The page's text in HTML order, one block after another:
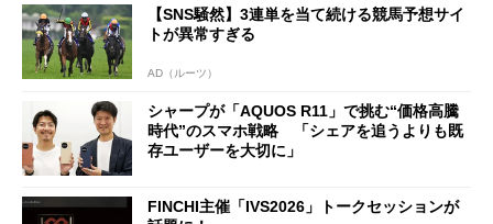
【SNS騒然】3連単を当て続ける競馬予想サイ
トが異常すぎる
AD（ルーツ）
シャープが「AQUOS R11」で挑む“価格高騰
時代”のスマホ戦略 「シェアを追うよりも既
存ユーザーを大切に」
FINCHI主催「IVS2026」トークセッションが